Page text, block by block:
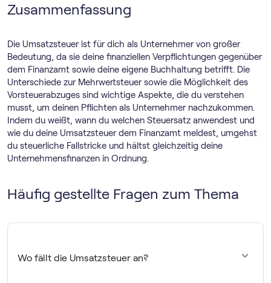
Zusammenfassung
Die Umsatzsteuer ist für dich als Unternehmer von großer
Bedeutung, da sie deine finanziellen Verpflichtungen gegenüber
dem Finanzamt sowie deine eigene Buchhaltung betrifft. Die
Unterschiede zur Mehrwertsteuer sowie die Möglichkeit des
Vorsteuerabzuges sind wichtige Aspekte, die du verstehen
musst, um deinen Pflichten als Unternehmer nachzukommen.
Indem du weißt, wann du welchen Steuersatz anwendest und
wie du deine Umsatzsteuer dem Finanzamt meldest, umgehst
du steuerliche Fallstricke und hältst gleichzeitig deine
Unternehmensfinanzen in Ordnung.
Häufig gestellte Fragen zum Thema
Wo fällt die Umsatzsteuer an?